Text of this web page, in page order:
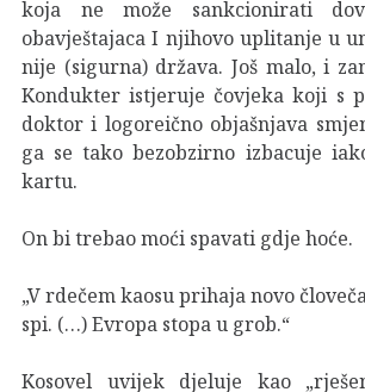
koja ne može sankcionirati
obavještajaca I njihovo uplitanje u
nije (sigurna) država. Još malo, i
Kondukter istjeruje čovjeka koji s
doktor i logoreično objašnjava
ga se tako bezobzirno izbacuje
kartu.
On bi trebao moći spavati gdje hoće.
„V rdečem kaosu prihaja novo
spi. (…) Evropa stopa u grob.“
Kosovel uvijek djeluje kao